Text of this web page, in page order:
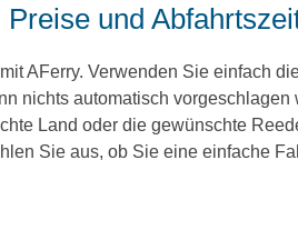
Preise und
AFerry. Verwenden Sie einfach
nichts automatisch
Land oder die gewünschte
Sie aus, ob Sie eine einfache